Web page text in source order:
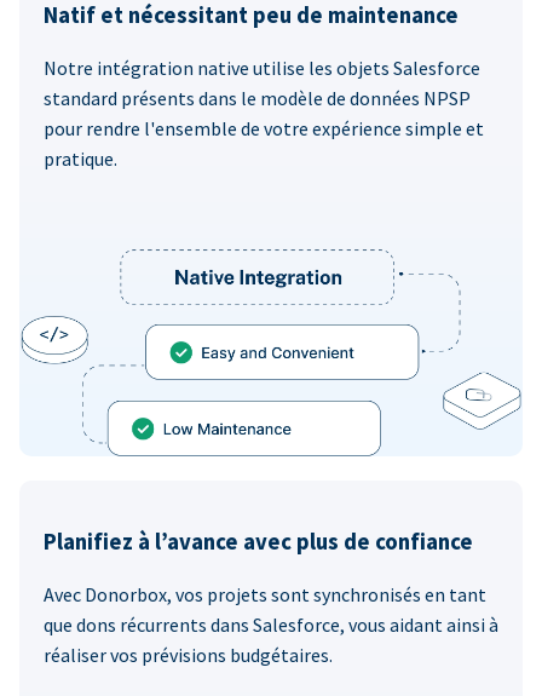
Natif et nécessitant peu de maintenance
Notre intégration native utilise les objets Salesforce
standard présents dans le modèle de données NPSP
pour rendre l'ensemble de votre expérience simple et
pratique.
Planifiez à l’avance avec plus de confiance
Avec Donorbox, vos projets sont synchronisés en tant
que dons récurrents dans Salesforce, vous aidant ainsi à
réaliser vos prévisions budgétaires.